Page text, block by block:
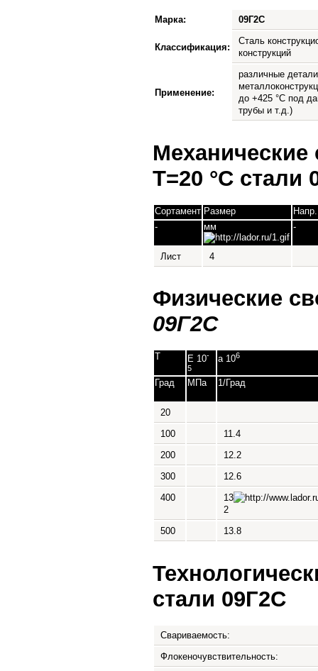
Марка: 09Г2С
Классификация:
Сталь
конструкций
Применение:
различные
до +425 °С под
трубы и т.д.)
Механические
Т=20 °С стали
Сортамент Размер
Напр.
-
мм -
Лист 4
Физические
09Г2С
T E 10-
5
a 106
Град МПа 1/Град
20
100
11.4
200
12.2
300
12.6
400
13
2
500
13.8
стали 09Г2С
Свариваемость:
Флокеночувствительность: